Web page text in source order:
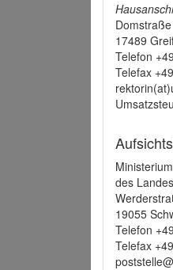
17489
Telefon
Telefax
des
19055
Telefon
Telefax